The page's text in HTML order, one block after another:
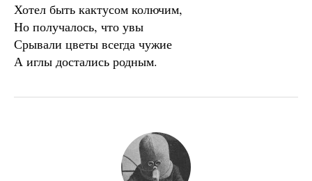
Хотел быть кактусом колючим,
Но получалось, что увы
Срывали цветы всегда чужие
А иглы достались родным.